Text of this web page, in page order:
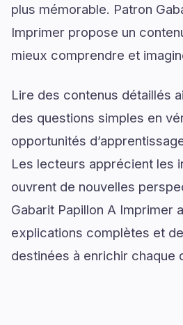
plus mémorable. Patron
Imprimer propose un
mieux comprendre et
Lire des contenus détaillés
des questions simples en
opportunités
Les lecteurs apprécient les
ouvrent de nouvelles
Gabarit Papillon A Imprimer
explications complètes et
destinées à enrichir chaque